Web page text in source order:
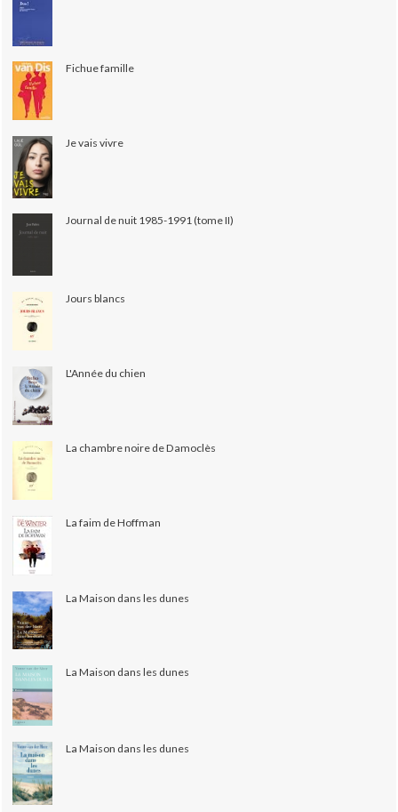
Fichue famille
Je vais vivre
Journal de nuit 1985-1991 (tome II)
Jours blancs
L'Année du chien
La chambre noire de Damoclès
La faim de Hoffman
La Maison dans les dunes
La Maison dans les dunes
La Maison dans les dunes